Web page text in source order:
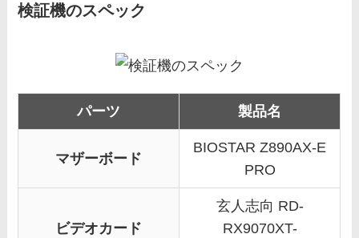
検証機のスペック
パーツ 製品名
マザーボード
BIOSTAR Z890AX-E
PRO
ビデオカード
玄人志向 RD-
RX9070XT-